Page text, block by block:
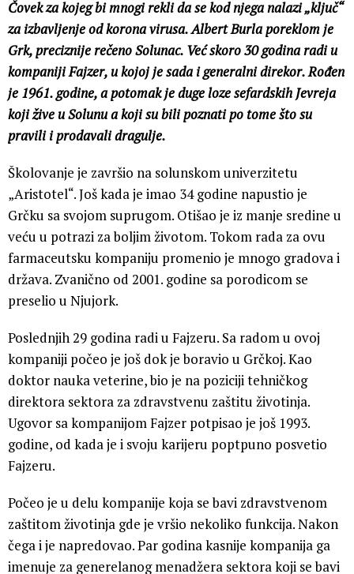
Čovek za kojeg bi mnogi rekli da se kod njega nalazi „ključ“
za izbavljenje od korona virusa. Albert Burla poreklom je
Grk, preciznije rečeno Solunac. Već skoro 30 godina radi u
kompaniji Fajzer, u kojoj je sada i generalni direkor. Rođen
je 1961. godine, a potomak je duge loze sefardskih Jevreja
koji žive u Solunu a koji su bili poznati po tome što su
pravili i prodavali dragulje.
Školovanje je završio na solunskom univerzitetu
„Aristotel“. Još kada je imao 34 godine napustio je
Grčku sa svojom suprugom. Otišao je iz manje sredine u
veću u potrazi za boljim životom. Tokom rada za ovu
farmaceutsku kompaniju promenio je mnogo gradova i
država. Zvanično od 2001. godine sa porodicom se
preselio u Njujork.
Poslednjih 29 godina radi u Fajzeru. Sa radom u ovoj
kompaniji počeo je još dok je boravio u Grčkoj. Kao
doktor nauka veterine, bio je na poziciji tehničkog
direktora sektora za zdravstvenu zaštitu životinja.
Ugovor sa kompanijom Fajzer potpisao je još 1993.
godine, od kada je i svoju karijeru poptpuno posvetio
Fajzeru.
Počeo je u delu kompanije koja se bavi zdravstvenom
zaštitom životinja gde je vršio nekoliko funkcija. Nakon
čega i je napredovao. Par godina kasnije kompanija ga
imenuje za generelanog menadžera sektora koji se bavi